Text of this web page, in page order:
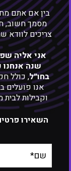
לטפל
חקירות סייבר
עמוק, ניסיון
של עולם
הנכון עלולים
קריטי. מעבר
להסתכן בכך
דבר שיגרום
ולהקשות על
זאת ועוד,
כאלו עשויות
לא זהירה או
פנייה
בין אם אתם
מסמך חשוב,
צריכים לוודא
שנה אנחנו
בחו״ל, כולל
אנו פועלים
וקבילות
השאירו